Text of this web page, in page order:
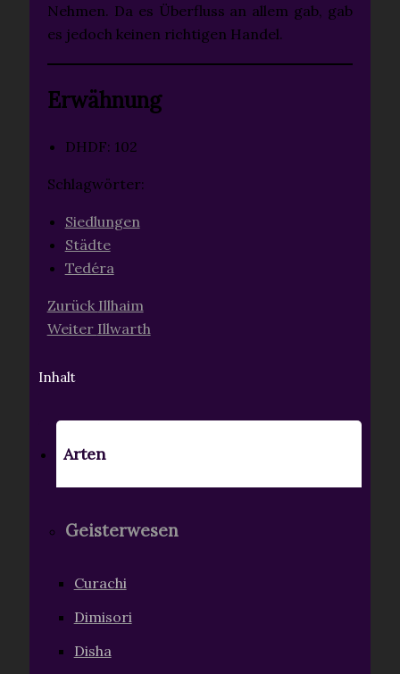
Arten
Geisterwesen
Curachi
Dimisori
Disha
Nehmen. Da es Überfluss an allem gab, gab
es jedoch keinen richtigen Handel.
Erwähnung
DHDF: 102
Schlagwörter:
Siedlungen
Städte
Tedéra
Zurück Illhaim
Weiter Illwarth
Inhalt